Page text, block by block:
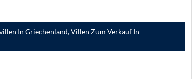
In Griechenland, Villen Zum Verkauf In